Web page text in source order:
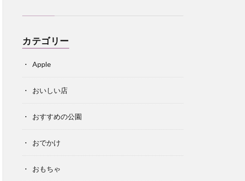
カテゴリー
Apple
おいしい店
おすすめの公園
おでかけ
おもちゃ